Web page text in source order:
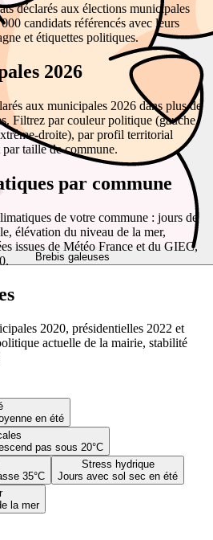
Brebis galeuses
en été
pas sous 20°C
35°C
Stress hydrique
Jours avec sol sec en été
la mer
déclarés aux élections municipales
candidats référencés avec leurs
et étiquettes politiques.
2026
aux municipales 2026 dans plus de
Filtrez par couleur politique (gauche,
droite), par profil territorial
taille de commune.
par commune
de votre commune : jours de
élévation du niveau de la mer,
issues de Météo France et du GIEC,
2020, présidentielles 2022 et
actuelle de la mairie, stabilité